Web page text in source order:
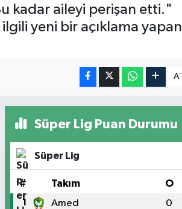
kadar aileyi perişan etti."
yeni bir açıklama yapan
A-
Süper Lig Puan Durumu
Süper Lig
# Takım O
1 Amed 0